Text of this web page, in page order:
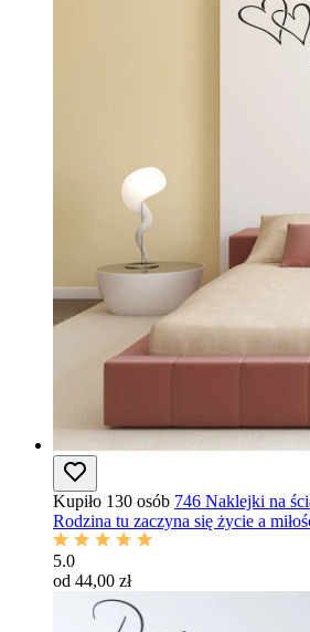
Kupiło 130 osób 746 Naklejki na
Rodzina tu zaczyna się życie a
5.0
od 44,00 zł